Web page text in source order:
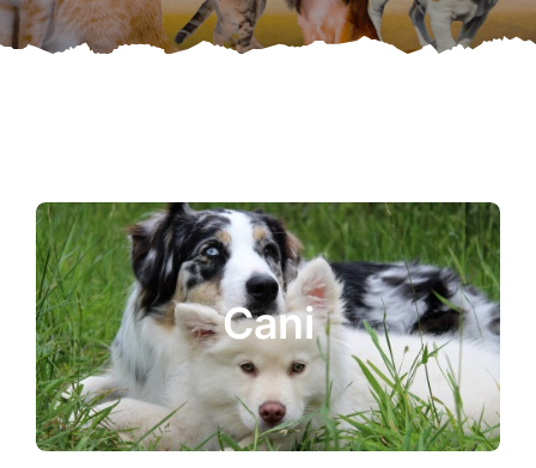
ATTUALITÀ
CHI SIAMO
RUBRICHE
SEMPRE CON ME
Cani